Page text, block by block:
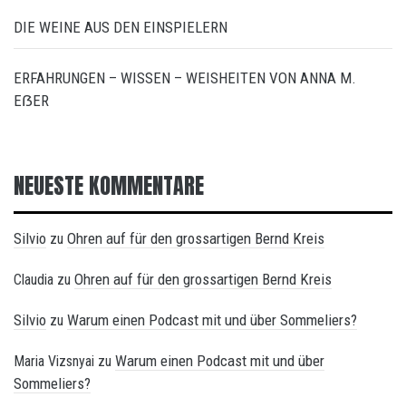
DIE WEINE AUS DEN EINSPIELERN
ERFAHRUNGEN – WISSEN – WEISHEITEN VON ANNA M.
EẞER
NEUESTE KOMMENTARE
Silvio zu Ohren auf für den grossartigen Bernd Kreis
Claudia zu Ohren auf für den grossartigen Bernd Kreis
Silvio zu Warum einen Podcast mit und über Sommeliers?
Maria Vizsnyai zu Warum einen Podcast mit und über
Sommeliers?